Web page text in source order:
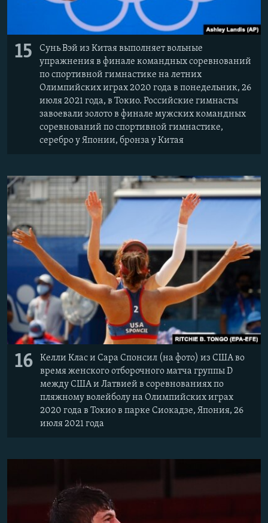
15
Сунь Вэй из Китая выполняет вольные
упражнения в финале командных соревнований
по спортивной гимнастике на летних
Олимпийских играх 2020 года в понедельник, 26
июля 2021 года, в Токио. Российские гимнасты
завоевали золото в финале мужских командных
соревнований по спортивной гимнастике,
серебро у Японии, бронза у Китая
16
Келли Клас и Сара Спонсил (на фото) из США во
время женского отборочного матча группы D
между США и Латвией в соревнованиях по
пляжному волейболу на Олимпийских играх
2020 года в Токио в парке Сиокадзе, Япония, 26
июля 2021 года